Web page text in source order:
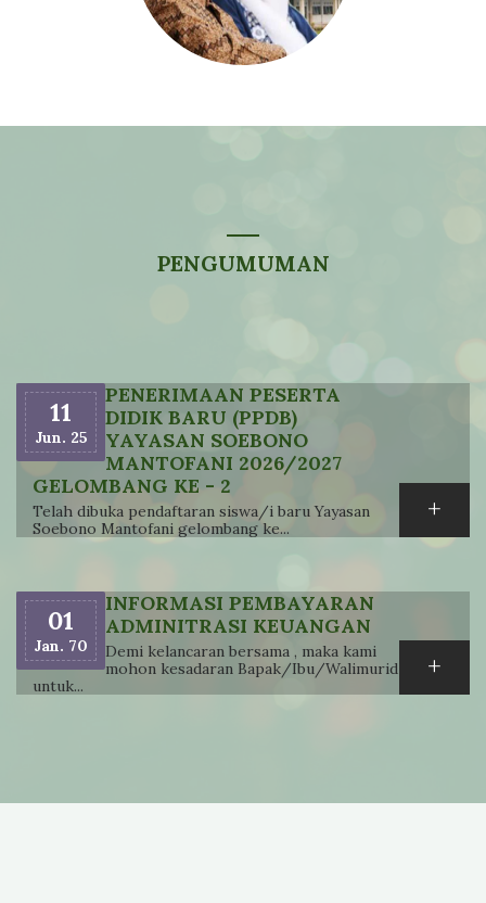
PENGUMUMAN
11
Jun. 25
PENERIMAAN PESERTA
DIDIK BARU (PPDB)
YAYASAN SOEBONO
MANTOFANI 2026/2027
GELOMBANG KE - 2
Telah dibuka pendaftaran siswa/i baru Yayasan
Soebono Mantofani gelombang ke...
+
01
Jan. 70
INFORMASI PEMBAYARAN
ADMINITRASI KEUANGAN
Demi kelancaran bersama , maka kami
mohon kesadaran Bapak/Ibu/Walimurid
untuk...
+